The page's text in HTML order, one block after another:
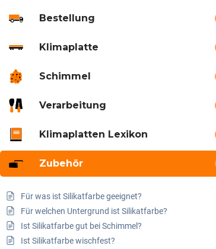
Bestellung
Klimaplatte
Schimmel
Verarbeitung
Klimaplatten Lexikon
Zubehör
Für was ist Silikatfarbe geeignet?
Für welchen Untergrund ist Silikatfarbe?
Ist Silikatfarbe gut bei Schimmel?
Ist Silikatfarbe wischfest?